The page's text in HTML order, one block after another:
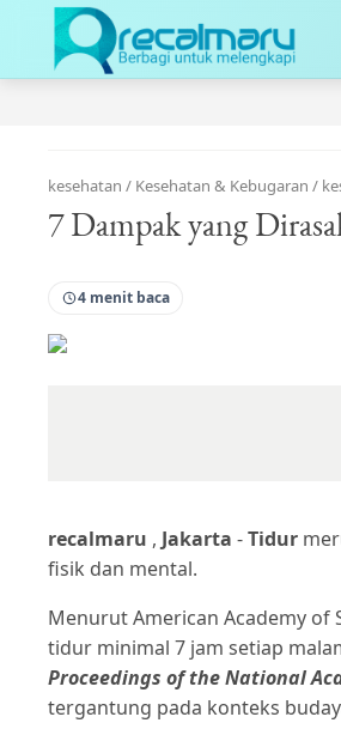
kesehatan / Kesehatan & Kebugaran /
7 Dampak yang
4 menit baca
recalmaru , Jakarta-Tidur
fisik dan mental.
Menurut American Academy of
tidur minimal 7 jam setiap
Proceedings of the National
tergantung pada konteks